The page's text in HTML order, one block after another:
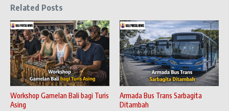
Related Posts
Workshop Gamelan Bali bagi Turis
Asing
Armada Bus Trans Sarbagita
Ditambah